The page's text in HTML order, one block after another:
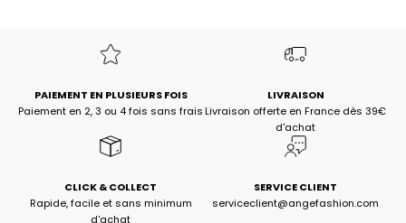
PAIEMENT EN PLUSIEURS FOIS
Paiement en 2, 3 ou 4 fois sans frais
LIVRAISON
Livraison offerte en France dès 39€
d'achat
CLICK & COLLECT
Rapide, facile et sans minimum
d'achat
SERVICE CLIENT
serviceclient@angefashion.com